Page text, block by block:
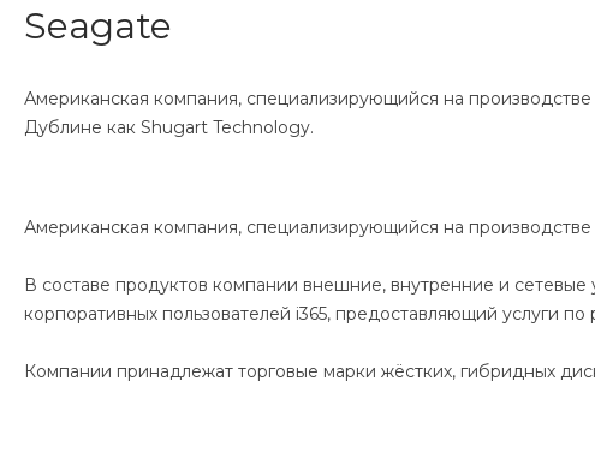
Seagate
Американская компания, специализирующийся на
Дублине как Shugart Technology.
Американская компания, специализирующийся на
В составе продуктов компании внешние, внутренние и
корпоративных пользователей i365, предоставляющий услуги
Компании принадлежат торговые марки жёстких, гибридных